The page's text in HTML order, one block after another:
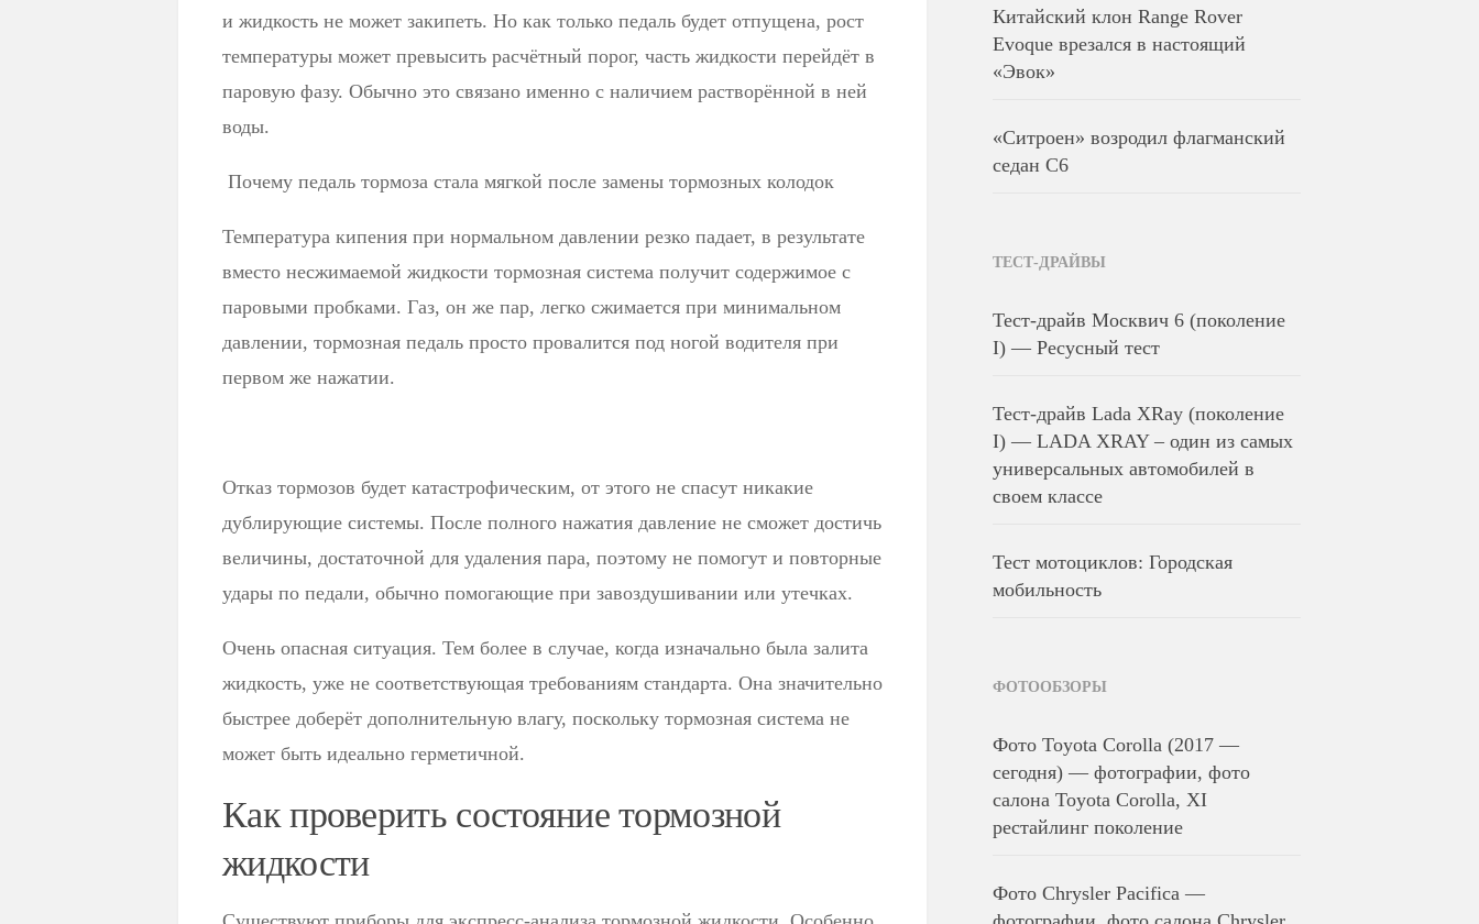
и жидкость не может закипеть. Но как только педаль будет отпущена, рост
температуры может превысить расчётный порог, часть жидкости перейдёт в
паровую фазу. Обычно это связано именно с наличием растворённой в ней
воды.
Почему педаль тормоза стала мягкой после замены тормозных колодок
Температура кипения при нормальном давлении резко падает, в результате
вместо несжимаемой жидкости тормозная система получит содержимое с
паровыми пробками. Газ, он же пар, легко сжимается при минимальном
давлении, тормозная педаль просто провалится под ногой водителя при
первом же нажатии.
Отказ тормозов будет катастрофическим, от этого не спасут никакие
дублирующие системы. После полного нажатия давление не сможет достичь
величины, достаточной для удаления пара, поэтому не помогут и повторные
удары по педали, обычно помогающие при завоздушивании или утечках.
Очень опасная ситуация. Тем более в случае, когда изначально была залита
жидкость, уже не соответствующая требованиям стандарта. Она значительно
быстрее доберёт дополнительную влагу, поскольку тормозная система не
может быть идеально герметичной.
Как проверить состояние тормозной
жидкости
Китайский клон Range Rover
Evoque врезался в настоящий
«Эвок»
«Ситроен» возродил флагманский
седан С6
ТЕСТ-ДРАЙВЫ
Тест-драйв Москвич 6 (поколение
I) — Ресусный тест
Тест-драйв Lada XRay (поколение
I) — LADA XRAY – один из самых
универсальных автомобилей в
своем классе
Тест мотоциклов: Городская
мобильность
ФОТООБЗОРЫ
Фото Toyota Corolla (2017 —
сегодня) — фотографии, фото
салона Toyota Corolla, XI
рестайлинг поколение
Фото Chrysler Pacifica —